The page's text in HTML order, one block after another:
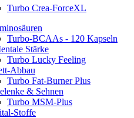
Turbo Crea-ForceXL
Turbo-BCAAs - 120 Kapseln
Stärke
Turbo Lucky Feeling
Abbau
Turbo Fat-Burner Plus
& Sehnen
Turbo MSM-Plus
Stoffe